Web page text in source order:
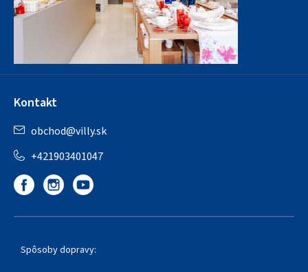
Kontakt
obchod@villy.sk
+421903401047
Spôsoby dopravy: